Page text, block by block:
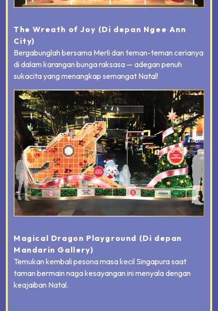
The Wreath of Joy (Di depan Ngee Ann
City)
Bergabunglah bersama Merli dan teman-teman cerianya
di dalam karangan bunga raksasa — adegan penuh
sukacita yang menangkap semangat Natal!
Magical Dragon Playground (Di depan
Mandarin Gallery)
Temukan kembali pesona masa kecil Singapura saat
taman bermain naga kesayangan ini menyala dengan
keajaiban Natal.